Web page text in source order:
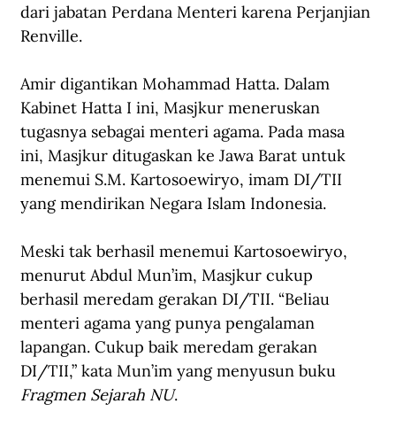
dari jabatan Perdana Menteri karena Perjanjian
Renville.
Amir digantikan Mohammad Hatta. Dalam
Kabinet Hatta I ini, Masjkur meneruskan
tugasnya sebagai menteri agama. Pada masa
ini, Masjkur ditugaskan ke Jawa Barat untuk
menemui S.M. Kartosoewiryo, imam DI/TII
yang mendirikan Negara Islam Indonesia.
Meski tak berhasil menemui Kartosoewiryo,
menurut Abdul Mun’im, Masjkur cukup
berhasil meredam gerakan DI/TII. “Beliau
menteri agama yang punya pengalaman
lapangan. Cukup baik meredam gerakan
DI/TII,” kata Mun’im yang menyusun buku
Fragmen Sejarah NU.